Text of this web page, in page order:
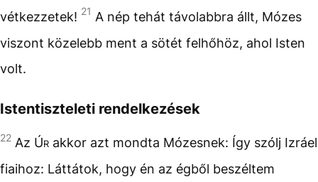
vétkezzetek! 21 A nép tehát távolabbra állt, Mózes
viszont közelebb ment a sötét felhőhöz, ahol Isten
volt.
Istentiszteleti rendelkezések
22 Az Úr akkor azt mondta Mózesnek: Így szólj Izráel
fiaihoz: Láttátok, hogy én az égből beszéltem